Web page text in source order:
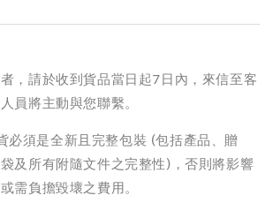
，請於收到貨品當日起7日內，來信至客
員將主動與您聯繫。
必須是全新且完整包裝 (包括產品、贈
及所有附隨文件之完整性)，否則將影響
需負擔毀壞之費用。